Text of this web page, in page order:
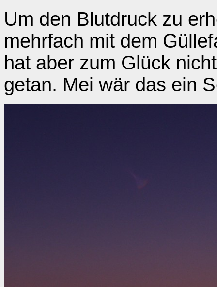
Um den Blutdruck zu
mehrfach mit dem
hat aber zum Glück
getan. Mei wär das ein